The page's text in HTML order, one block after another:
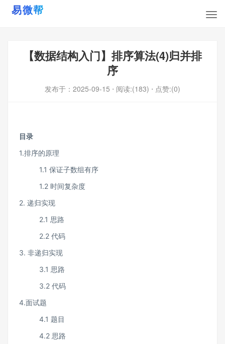
【数据结构入门】排序算法(4)归并排
序
发布于： 2025-09-15 ⋅ 阅读:(183) ⋅ 点赞:(0)
目录
1.排序的原理
1.1 保证子数组有序
1.2 时间复杂度
2. 递归实现
2.1 思路
2.2 代码
3. 非递归实现
3.1 思路
3.2 代码
4.面试题
4.1 题目
4.2 思路